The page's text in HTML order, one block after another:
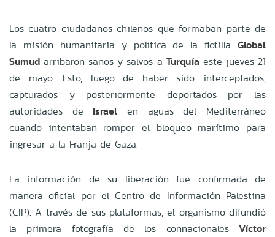
Los cuatro ciudadanos chilenos que formaban parte de
la misión humanitaria y política de la flotilla Global
Sumud arribaron sanos y salvos a Turquía este jueves 21
de mayo. Esto, luego de haber sido interceptados,
capturados y posteriormente deportados por las
autoridades de Israel en aguas del Mediterráneo
cuando intentaban romper el bloqueo marítimo para
ingresar a la Franja de Gaza.
La información de su liberación fue confirmada de
manera oficial por el Centro de Información Palestina
(CIP). A través de sus plataformas, el organismo difundió
la primera fotografía de los connacionales Víctor